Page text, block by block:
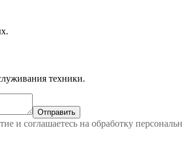
техники.
и соглашаетесь на обработку